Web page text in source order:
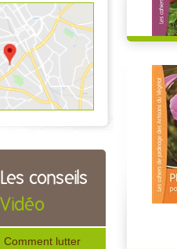
Les conseils
Vidéo
Comment lutter